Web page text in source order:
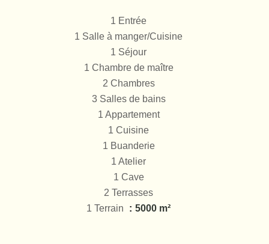
1 Entrée
1 Salle à manger/Cuisine
1 Séjour
1 Chambre de maître
2 Chambres
3 Salles de bains
1 Appartement
1 Cuisine
1 Buanderie
1 Atelier
1 Cave
2 Terrasses
1 Terrain
5000 m²